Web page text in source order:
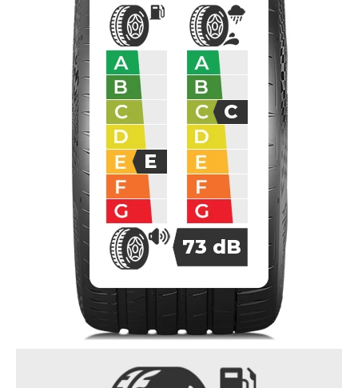
E
C
73 dB